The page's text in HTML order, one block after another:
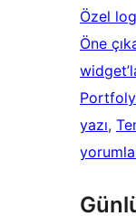
Özel
Öne
yazı,